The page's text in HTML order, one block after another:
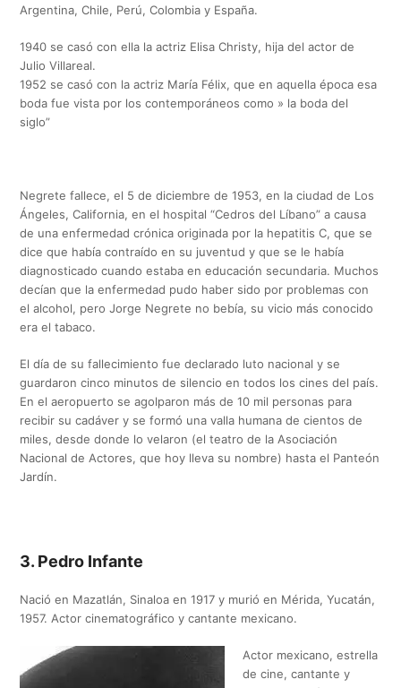
Argentina, Chile, Perú, Colombia y España.
1940 se casó con ella la actriz Elisa Christy, hija del actor de
Julio Villareal.
1952 se casó con la actriz María Félix, que en aquella época esa
boda fue vista por los contemporáneos como » la boda del
siglo”
Negrete fallece, el 5 de diciembre de 1953, en la ciudad de Los
Ángeles, California, en el hospital “Cedros del Líbano” a causa
de una enfermedad crónica originada por la hepatitis C, que se
dice que había contraído en su juventud y que se le había
diagnosticado cuando estaba en educación secundaria. Muchos
decían que la enfermedad pudo haber sido por problemas con
el alcohol, pero Jorge Negrete no bebía, su vicio más conocido
era el tabaco.
El día de su fallecimiento fue declarado luto nacional y se
guardaron cinco minutos de silencio en todos los cines del país.
En el aeropuerto se agolparon más de 10 mil personas para
recibir su cadáver y se formó una valla humana de cientos de
miles, desde donde lo velaron (el teatro de la Asociación
Nacional de Actores, que hoy lleva su nombre) hasta el Panteón
Jardín.
3. Pedro Infante
Nació en Mazatlán, Sinaloa en 1917 y murió en Mérida, Yucatán,
1957. Actor cinematográfico y cantante mexicano.
Actor mexicano, estrella
de cine, cantante y